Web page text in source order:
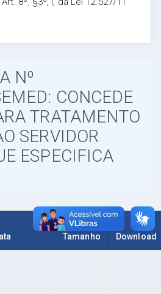
Nº
CONCEDE
TRATAMENTO
SERVIDOR
ESPECIFICA
Tamanho Download